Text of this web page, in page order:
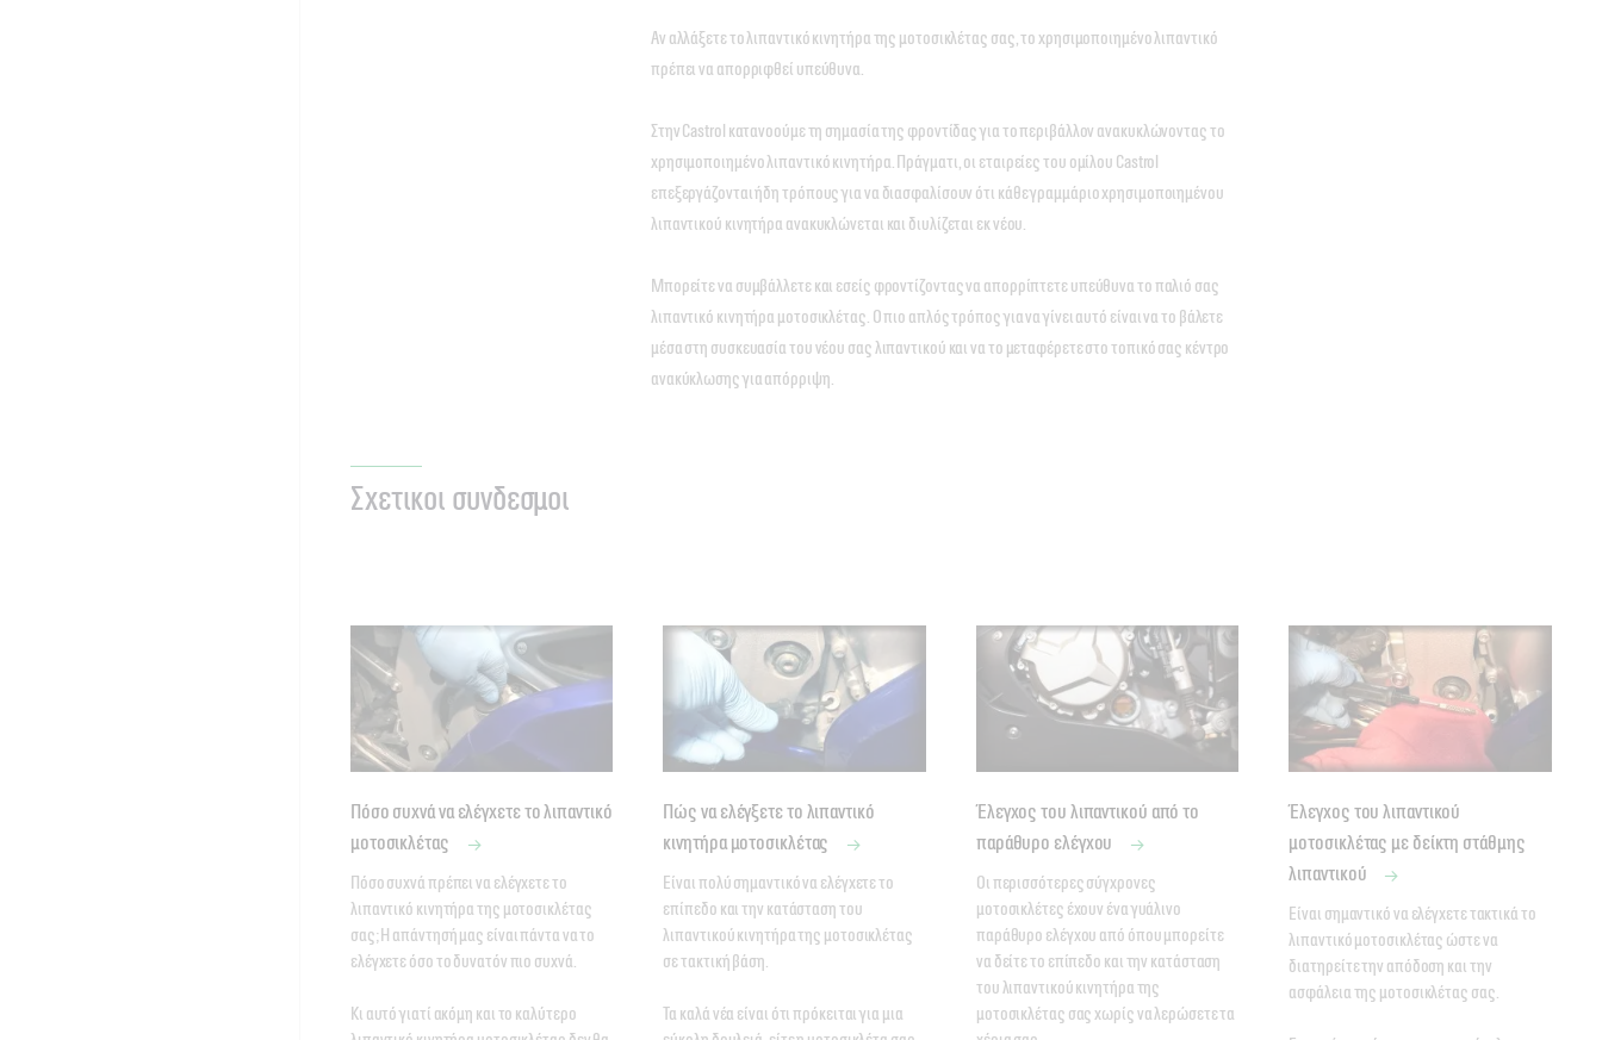
Αν αλλάξετε το λιπαντικό κινητήρα της μοτοσικλέτας σας, το χρησιμοποιημένο λιπαντικό
πρέπει να απορριφθεί υπεύθυνα.
Στην Castrol κατανοούμε τη σημασία της φροντίδας για το περιβάλλον ανακυκλώνοντας το
χρησιμοποιημένο λιπαντικό κινητήρα. Πράγματι, οι εταιρείες του ομίλου Castrol
επεξεργάζονται ήδη τρόπους για να διασφαλίσουν ότι κάθε γραμμάριο χρησιμοποιημένου
λιπαντικού κινητήρα ανακυκλώνεται και διυλίζεται εκ νέου.
Μπορείτε να συμβάλλετε και εσείς φροντίζοντας να απορρίπτετε υπεύθυνα το παλιό σας
λιπαντικό κινητήρα μοτοσικλέτας. Ο πιο απλός τρόπος για να γίνει αυτό είναι να το βάλετε
μέσα στη συσκευασία του νέου σας λιπαντικού και να το μεταφέρετε στο τοπικό σας κέντρο
ανακύκλωσης για απόρριψη.
Σχετικοι συνδεσμοι
Πόσο συχνά να ελέγχετε το λιπαντικό
μοτοσικλέτας
Πόσο συχνά πρέπει να ελέγχετε το
λιπαντικό κινητήρα της μοτοσικλέτας
σας; Η απάντησή μας είναι πάντα να το
ελέγχετε όσο το δυνατόν πιο συχνά.
Κι αυτό γιατί ακόμη και το καλύτερο
Πώς να ελέγξετε το λιπαντικό
κινητήρα μοτοσικλέτας
Είναι πολύ σημαντικό να ελέγχετε το
επίπεδο και την κατάσταση του
λιπαντικού κινητήρα της μοτοσικλέτας
σε τακτική βάση.
Τα καλά νέα είναι ότι πρόκειται για μια
Έλεγχος του λιπαντικού από το
παράθυρο ελέγχου
Οι περισσότερες σύγχρονες
μοτοσικλέτες έχουν ένα γυάλινο
παράθυρο ελέγχου από όπου μπορείτε
να δείτε το επίπεδο και την κατάσταση
του λιπαντικού κινητήρα της
μοτοσικλέτας σας χωρίς να λερώσετε τα
Έλεγχος του λιπαντικού
μοτοσικλέτας με δείκτη στάθμης
λιπαντικού
Είναι σημαντικό να ελέγχετε τακτικά το
λιπαντικό μοτοσικλέτας ώστε να
διατηρείτε την απόδοση και την
ασφάλεια της μοτοσικλέτας σας.